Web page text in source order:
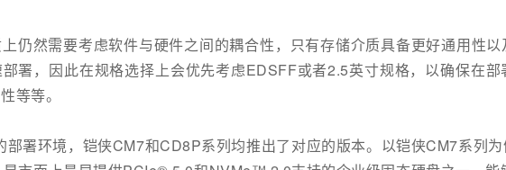
仍然需要考虑软件与硬件之间的耦合性，只有存储介质具备更好通用性
署，因此在规格选择上会优先考虑EDSFF或者2.5英寸规格，以确保在
等等。
部署环境，铠侠CM7和CD8P系列均推出了对应的版本。以铠侠CM7系列